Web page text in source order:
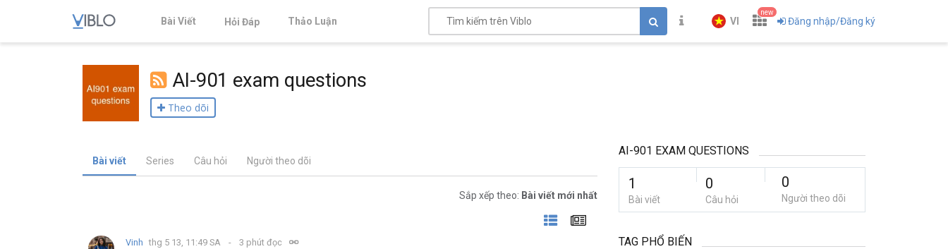
Bài Viết Hỏi Đáp Thảo Luận VI
new
Đăng nhập/Đăng ký
AI-901 exam questions
Theo dõi
Bài viết Series Câu hỏi Người theo dõi
Sắp xếp theo: Bài viết mới nhất
Vinh thg 5 13, 11:49 SA 3 phút đọc
AI-901 EXAM QUESTIONS
1
Bài viết
0
Câu hỏi
0
Người theo dõi
TAG PHỔ BIẾN